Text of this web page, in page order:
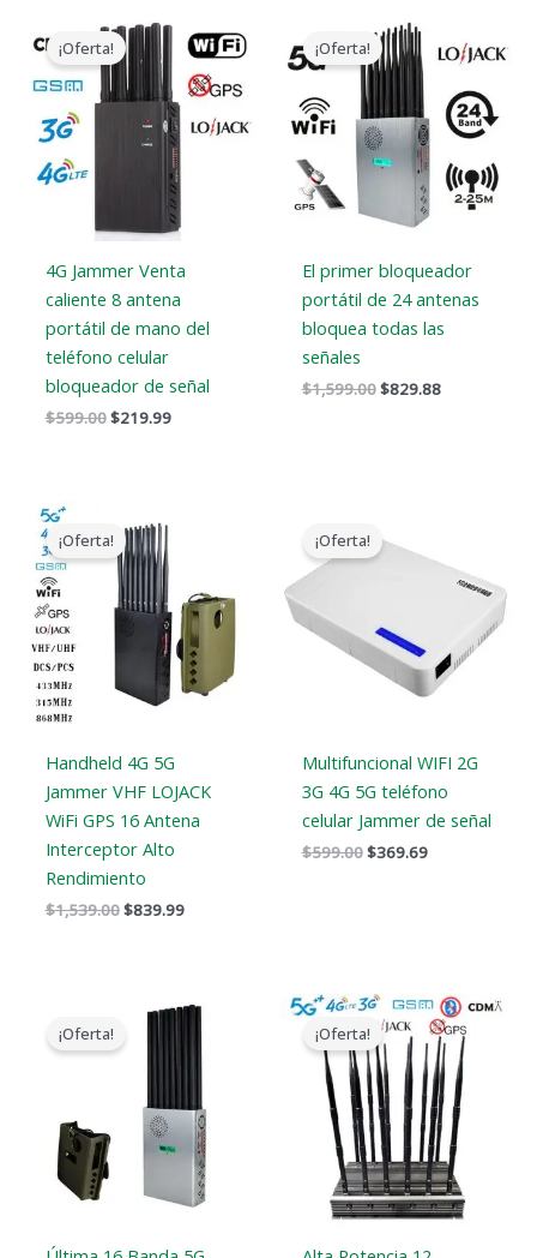
¡Oferta!
4G Jammer Venta
caliente 8 antena
portátil de mano del
teléfono celular
bloqueador de señal
$599.00
precio
original
era:
$599.00.
$219.99
precio
actual
es:
$219.99.
¡Oferta!
El primer bloqueador
portátil de 24 antenas
bloquea todas las
señales
$1,599.00
precio
original
era:
$1,599.00.
$829.88
precio
actual
$829.88.
¡Oferta!
Handheld 4G 5G
Jammer VHF LOJACK
WiFi GPS 16 Antena
Interceptor Alto
Rendimiento
$1,539.00
precio
original
era:
$1,539.00.
$839.99
$839.99.
¡Oferta!
Multifuncional WIFI 2G
3G 4G 5G teléfono
celular Jammer de señal
$599.00
original
$369.69
es:
$369.69.
¡Oferta!
precio
original
El
es:
¡Oferta!
Gama
de
precios:
$729.99
a
$749.99